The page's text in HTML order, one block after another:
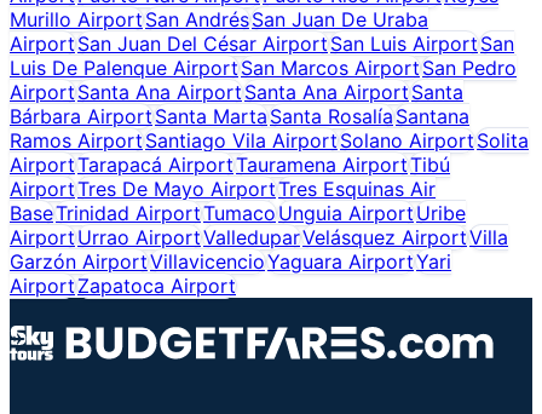
Murillo AirportSan AndrésSan Juan De Uraba
AirportSan Juan Del César AirportSan Luis AirportSan
Luis De Palenque AirportSan Marcos AirportSan Pedro
AirportSanta Ana AirportSanta Ana AirportSanta
Bárbara AirportSanta MartaSanta RosalíaSantana
Ramos AirportSantiago Vila AirportSolano AirportSolita
AirportTarapacá AirportTauramena AirportTibú
AirportTres De Mayo AirportTres Esquinas Air
BaseTrinidad AirportTumacoUnguia AirportUribe
AirportUrrao AirportValleduparVelásquez AirportVilla
Garzón AirportVillavicencioYaguara AirportYari
AirportZapatoca Airport